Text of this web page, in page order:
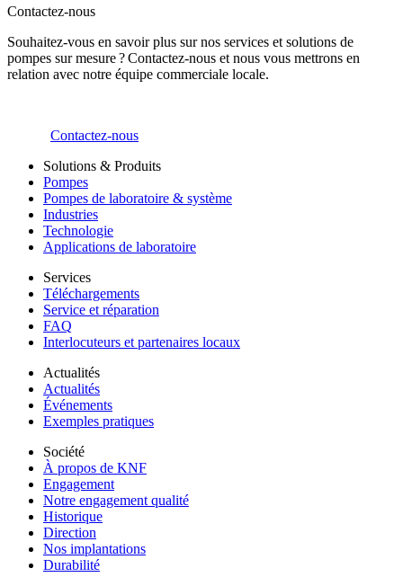
Contactez-nous
Souhaitez-vous en savoir plus sur nos services et solutions de
pompes sur mesure ? Contactez-nous et nous vous mettrons en
relation avec notre équipe commerciale locale.
Contactez-nous
Solutions & Produits
Pompes
Pompes de laboratoire & système
Industries
Technologie
Applications de laboratoire
Services
Téléchargements
Service et réparation
FAQ
Interlocuteurs et partenaires locaux
Actualités
Actualités
Événements
Exemples pratiques
Société
À propos de KNF
Engagement
Notre engagement qualité
Historique
Direction
Nos implantations
Durabilité